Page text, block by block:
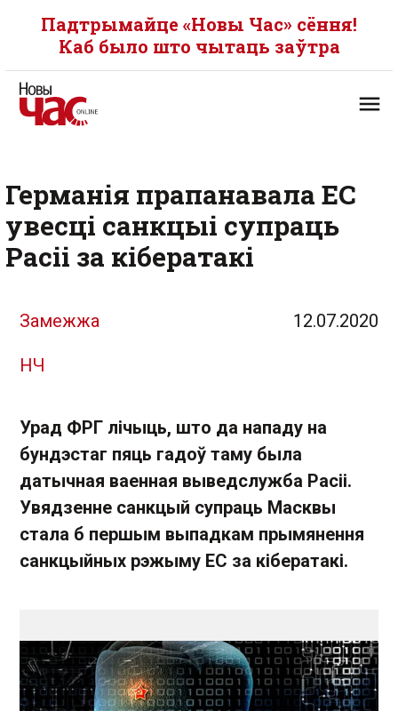
Падтрымайце «Новы Час» сёння!
Каб было што чытаць заўтра
Германія прапанавала ЕС
увесці санкцыі супраць
Расіі за кібератакі
Замежжа 12.07.2020
НЧ
Урад ФРГ лічыць, што да нападу на
бундэстаг пяць гадоў таму была
датычная ваенная выведслужба Расіі.
Увядзенне санкцый супраць Масквы
стала б першым выпадкам прымянення
санкцыйных рэжыму ЕС за кібератакі.